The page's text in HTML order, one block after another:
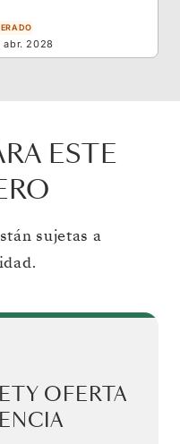
abr. 2028
ESTE
sujetas a
OFERTA